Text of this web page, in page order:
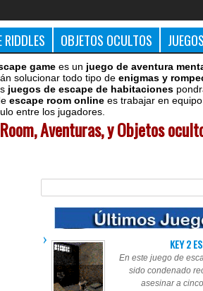
RIDDLES OBJETOS OCULTOS
game es un juego de aventura
solucionar todo tipo de enigmas y
juegos de escape de habitaciones
escape room online es trabajar en
entre los jugadores.
Aventuras, y Objetos
KEY 2
En este juego de
sido condenado
asesinar a